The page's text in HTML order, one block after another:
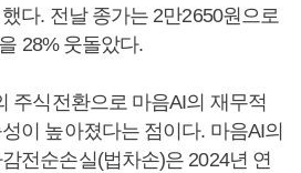
다. 전날 종가는 2만2650원으로
28% 웃돌았다.
주식전환으로 마음AI의 재무적
이 높아졌다는 점이다. 마음AI의
전순손실(법차손)은 2024년 연